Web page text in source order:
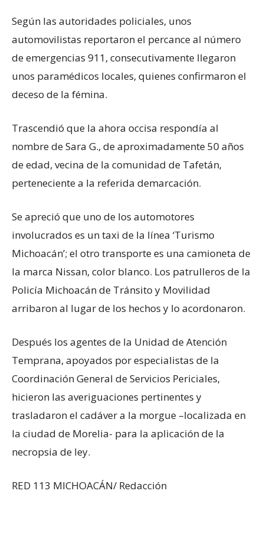
Según las autoridades policiales, unos
automovilistas reportaron el percance al número
de emergencias 911, consecutivamente llegaron
unos paramédicos locales, quienes confirmaron el
deceso de la fémina.
Trascendió que la ahora occisa respondía al
nombre de Sara G., de aproximadamente 50 años
de edad, vecina de la comunidad de Tafetán,
perteneciente a la referida demarcación.
Se apreció que uno de los automotores
involucrados es un taxi de la línea ‘Turismo
Michoacán’; el otro transporte es una camioneta de
la marca Nissan, color blanco. Los patrulleros de la
Policía Michoacán de Tránsito y Movilidad
arribaron al lugar de los hechos y lo acordonaron.
Después los agentes de la Unidad de Atención
Temprana, apoyados por especialistas de la
Coordinación General de Servicios Periciales,
hicieron las averiguaciones pertinentes y
trasladaron el cadáver a la morgue –localizada en
la ciudad de Morelia- para la aplicación de la
necropsia de ley.
RED 113 MICHOACÁN/ Redacción